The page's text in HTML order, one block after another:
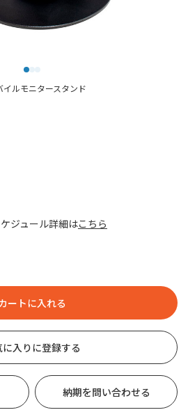
ルモニタースタンド
ジュール詳細はこちら
に入りに登録する
納期を問い合わせる